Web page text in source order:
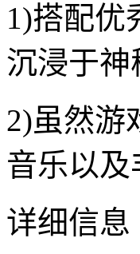
1)搭配优
沉浸于
2)虽然游
音乐以
详细信息